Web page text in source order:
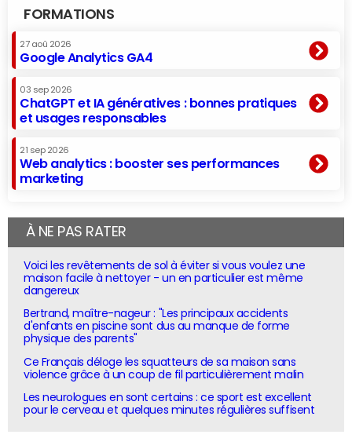
FORMATIONS
27 aoû 2026
Google Analytics GA4
03 sep 2026
ChatGPT et IA génératives : bonnes pratiques
et usages responsables
21 sep 2026
Web analytics : booster ses performances
marketing
À NE PAS RATER
Voici les revêtements de sol à éviter si vous voulez une
maison facile à nettoyer - un en particulier est même
dangereux
Bertrand, maître-nageur : "Les principaux accidents
d'enfants en piscine sont dus au manque de forme
physique des parents"
Ce Français déloge les squatteurs de sa maison sans
violence grâce à un coup de fil particulièrement malin
Les neurologues en sont certains : ce sport est excellent
pour le cerveau et quelques minutes régulières suffisent